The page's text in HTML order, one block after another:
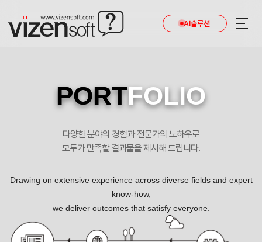
AI솔루션
디오임플란트 쇼핑몰 제작 포트폴리오
PORTFOLIO
다양한 분야의 경험과 전문가의 노하우로
모두가 만족할 결과물을 제시해 드립니다.
Drawing on extensive experience across diverse fields and expert
know-how,
we deliver outcomes that satisfy everyone.